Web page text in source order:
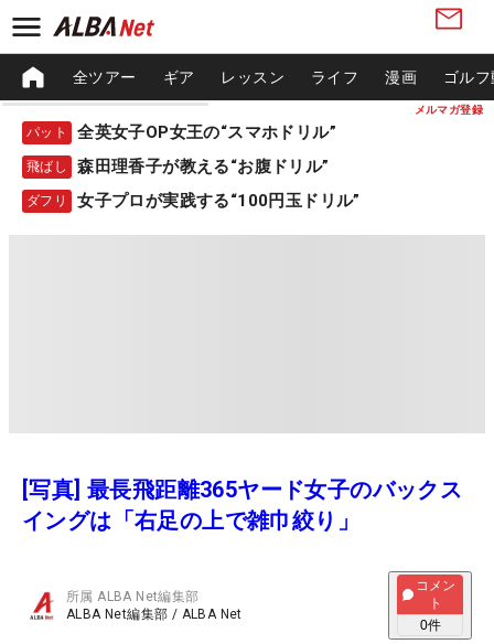
メルマガ登録
全ツアー ギア レッスン ライフ 漫画 ゴル
パット 全英女子OP女王の“スマホドリル”
飛ばし 森田理香子が教える“お腹ドリル”
ダフリ 女子プロが実践する“100円玉ドリル”
[写真] 最長飛距離365ヤード女子のバックス
イングは「右足の上で雑巾絞り」
所属ALBA Net編集部
ALBA Net編集部 / ALBA Net
コメン
ト
0件